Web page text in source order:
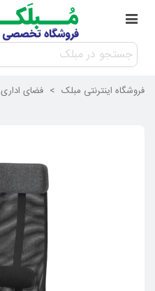
فروشگاه اینترنتی مبلک > فضای اداری